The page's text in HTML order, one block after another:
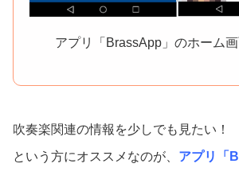
アプリ「BrassApp」のホーム
吹奏楽関連の情報を少しでも見たい！
という方にオススメなのが、 アプリ「